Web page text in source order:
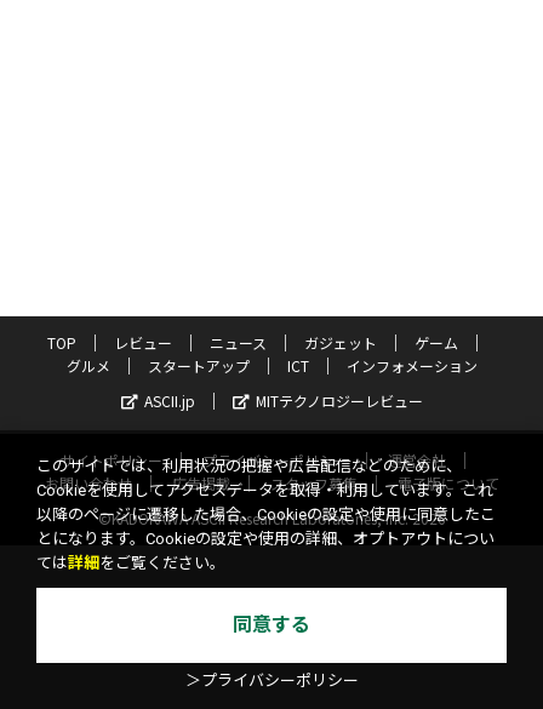
TOP レビュー ニュース ガジェット
ゲーム
グルメ
スタートアップ ICT
インフォメーション
ASCII.jp
MITテクノロジーレビュー
サイトポリシー プライバシーポリシー
運営会社
お問い合わせ
広告掲載 スタッフ募集
電子版について
©KADOKAWA ASCII Research Laboratories, Inc. 2026
このサイトでは、利用状況の把握や広告配信などのために、
Cookieを使用してアクセスデータを取得・利用しています。これ
以降のページに遷移した場合、Cookieの設定や使用に同意したこ
とになります。Cookieの設定や使用の詳細、オプトアウトについ
ては詳細 をご覧ください。
同意する
＞プライバシーポリシー